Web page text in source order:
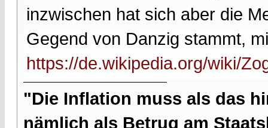
inzwischen hat sich aber die
Gegend von Danzig stammt,
https://de.wikipedia.org/wiki/
"Die Inflation muss als das
nämlich als Betrug am